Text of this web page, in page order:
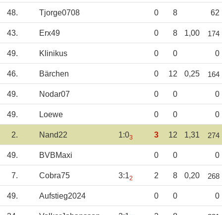
48. Tjorge0708 0 8 62
43. Erx49 0 8 1,00 174
49. Klinikus 0 0 0
46. Bärchen 0 12 0,25 164
49. Nodar07 0 0 0
49. Loewe 0 0 0
2. Nand22 1:03 3 12 1,31 274
49. BVBMaxi 0 0 0
7. Cobra75 3:12 2 8 0,20 268
49. Aufstieg2024 0 0 0